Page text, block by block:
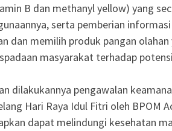
B dan methanyl yellow) yang
serta pemberian
dan memilih produk pangan
masyarakat terhadap
dilakukannya pengawalan
Hari Raya Idul Fitri oleh BPOM
dapat melindungi kesehatan